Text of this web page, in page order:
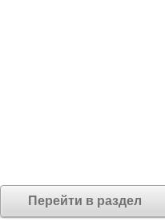
Перейти в раздел